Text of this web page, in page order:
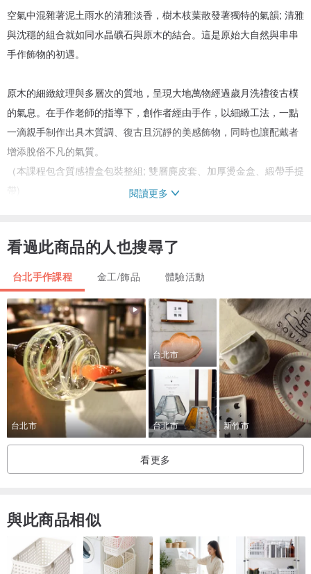
空氣中混雜著泥土雨水的清雅淡香，樹木枝葉散發著獨特的氣韻; 清雅
與沈穩的組合就如同水晶礦石與原木的結合。這是原始大自然與串串
手作飾物的初遇。
原木的細緻紋理與多層次的質地，呈現大地萬物經過歲月洗禮後古樸
的氣息。在手作老師的指導下，創作者經由手作，以細緻工法，一點
一滴親手制作出具木質調、復古且沉靜的美感飾物，同時也讓配戴者
增添脫俗不凡的氣質。
（本課程包含質感禮盒包裝整組; 雙層麂皮套、加厚燙金盒、緞帶手提
帶)
|課程資訊|：
費用:本課程費用包含講師、現場手作工具及所需材料、作品包裝材
料。
(本課程為”編織耳環”手作課程，主體以”編織”來完成)
時間:每系列課程時間約60-120分鐘左右(仍需以創作者個人速度為主)
地點：台北市松山區三民路95巷26號1樓(民生社區)
交通：捷運搭乘至松山新店線「南京三民捷運站」1號出口，步行約
10分鐘，工作室近「健康國小」。
(如開車上課的同學，健康國小內有附設停車場)
手作體驗適合對象|:適合初學者，難易度⭐️⭐️⭐️(滿分五顆星)
課程中可選擇自己喜歡的原木、果實、水晶礦石素材進行搭配，製作
出獨一獨二專屬風格的手作飾物。
閱讀更多
看過此商品的人也搜尋了
台北手作課程 金工/飾品 體驗活動
台北市
台北市
台北市 新竹市
看更多
與此商品相似